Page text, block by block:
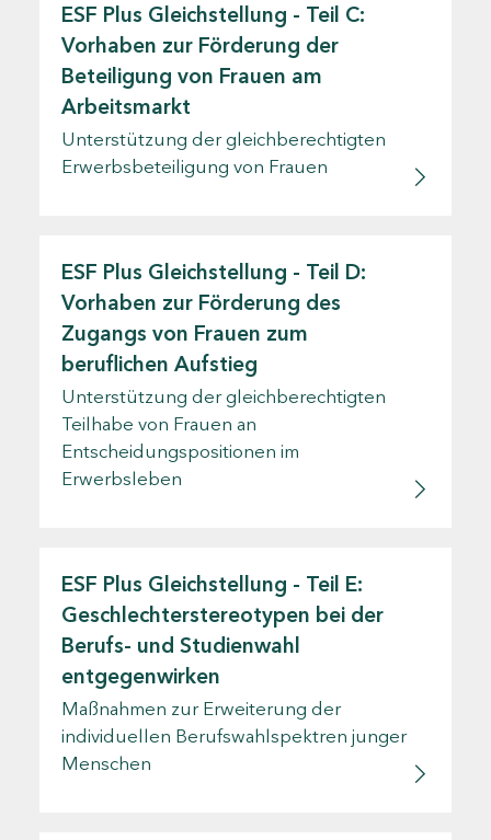
ESF Plus Gleichstellung - Teil C:
Vorhaben zur Förderung der
Beteiligung von Frauen am
Arbeitsmarkt
Unterstützung der gleichberechtigten
Erwerbsbeteiligung von Frauen
ESF Plus Gleichstellung - Teil D:
Vorhaben zur Förderung des
Zugangs von Frauen zum
beruflichen Aufstieg
Unterstützung der gleichberechtigten
Teilhabe von Frauen an
Entscheidungspositionen im
Erwerbsleben
ESF Plus Gleichstellung - Teil E:
Geschlechterstereotypen bei der
Berufs- und Studienwahl
entgegenwirken
Maßnahmen zur Erweiterung der
individuellen Berufswahlspektren junger
Menschen